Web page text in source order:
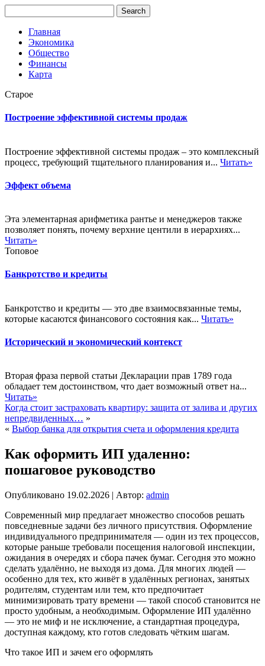
Главная
Экономика
Общество
Финансы
Карта
Старое
Построение эффективной системы продаж
Построение эффективной системы продаж – это комплексный
процесс, требующий тщательного планирования и... Читать»
Эффект объема
Эта элементарная арифметика рантье и менеджеров также
позволяет понять, почему верхние центили в иерархиях...
Читать»
Топовое
Банкротство и кредиты
Банкротство и кредиты — это две взаимосвязанные темы,
которые касаются финансового состояния как... Читать»
Исторический и экономический контекст
Вторая фраза первой статьи Декларации прав 1789 года
обладает тем достоинством, что дает возможный ответ на...
Читать»
Когда стоит застраховать квартиру: защита от залива и других
непредвиденных… »
« Выбор банка для открытия счета и оформления кредита
Как оформить ИП удаленно:
пошаговое руководство
Опубликовано 19.02.2026 | Автор: admin
Современный мир предлагает множество способов решать
повседневные задачи без личного присутствия. Оформление
индивидуального предпринимателя — один из тех процессов,
которые раньше требовали посещения налоговой инспекции,
ожидания в очередях и сбора пачек бумаг. Сегодня это можно
сделать удалённо, не выходя из дома. Для многих людей —
особенно для тех, кто живёт в удалённых регионах, занятых
родителям, студентам или тем, кто предпочитает
минимизировать трату времени — такой способ становится не
просто удобным, а необходимым. Оформление ИП удалённо
— это не миф и не исключение, а стандартная процедура,
доступная каждому, кто готов следовать чётким шагам.
Что такое ИП и зачем его оформлять